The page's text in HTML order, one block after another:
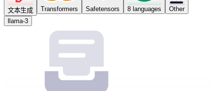
文本生成 Transformers Safetensors 8 languages
Other
llama-3